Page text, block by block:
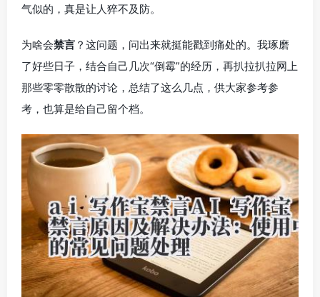
气似的，真是让人猝不及防。
为啥会禁言 ？这问题，问出来就挺能戳到痛处的。我琢磨
了好些日子，结合自己几次“倒霉”的经历，再扒拉扒拉网上
那些零零散散的讨论，总结了这么几点，供大家参考参
考，也算是给自己留个档。